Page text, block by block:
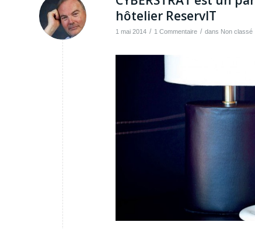
hôtelier ReservIT
1 mai 2014 / 1 Commentaire / dans Non classé